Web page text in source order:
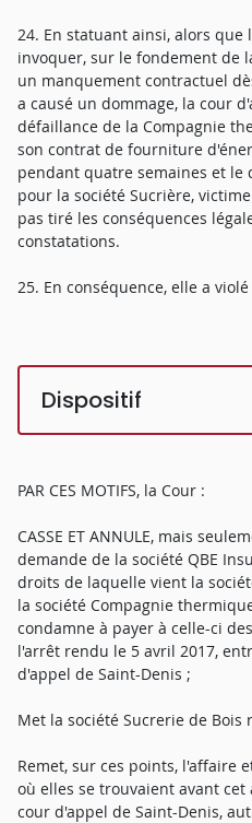
24. En statuant ainsi, alors
invoquer, sur le fondement de
un manquement contractuel
a causé un dommage, la cour
défaillance de la Compagnie
son contrat de fourniture
pendant quatre semaines et
pour la société Sucrière,
pas tiré les conséquences
constatations.
25. En conséquence, elle a
Dispositif
PAR CES MOTIFS, la Cour :
CASSE ET ANNULE, mais
demande de la société QBE
droits de laquelle vient la
la société Compagnie
condamne à payer à celle-ci
l'arrêt rendu le 5 avril 2017,
d'appel de Saint-Denis ;
Met la société Sucrerie de Bois
Remet, sur ces points, l'affaire
où elles se trouvaient avant
cour d'appel de Saint-Denis,